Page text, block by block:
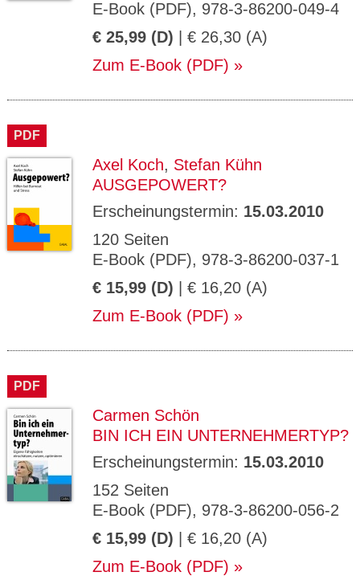
E-Book (PDF), 978-3-86200-049-4
€ 25,99 (D) | € 26,30 (A)
Zum E-Book (PDF)
PDF
Axel Koch, Stefan Kühn
AUSGEPOWERT?
Erscheinungstermin: 15.03.2010
120 Seiten
E-Book (PDF), 978-3-86200-037-1
€ 15,99 (D) | € 16,20 (A)
Zum E-Book (PDF)
PDF
Carmen Schön
BIN ICH EIN UNTERNEHMERTYP?
Erscheinungstermin: 15.03.2010
152 Seiten
E-Book (PDF), 978-3-86200-056-2
€ 15,99 (D) | € 16,20 (A)
Zum E-Book (PDF)